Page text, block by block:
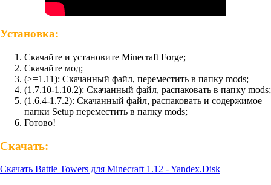
Установка:
Скачайте и установите Minecraft Forge;
Скачайте мод;
(>=1.11): Скачанный файл, переместить в папку mods;
(1.7.10-1.10.2): Скачанный файл, распаковать в папку mods;
(1.6.4-1.7.2): Скачанный файл, распаковать и содержимое
папки Setup переместить в папку mods;
Готово!
Скачать:
Скачать Battle Towers для Minecraft 1.12 - Yandex.Disk